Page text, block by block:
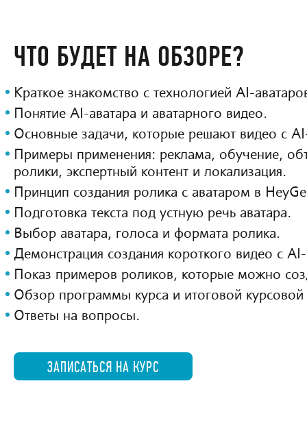
ЧТО БУДЕТ НА ОБЗОРЕ?
Краткое знакомство с технологией AI-
Понятие AI-аватара и аватарного видео.
Основные задачи, которые решают видео с
Примеры применения: реклама, обучение,
ролики, экспертный контент и локализация.
Принцип создания ролика с аватаром в
Подготовка текста под устную речь аватара.
Выбор аватара, голоса и формата ролика.
Демонстрация создания короткого видео с
Показ примеров роликов, которые можно
Обзор программы курса и итоговой
Ответы на вопросы.
ЗАПИСАТЬСЯ НА КУРС